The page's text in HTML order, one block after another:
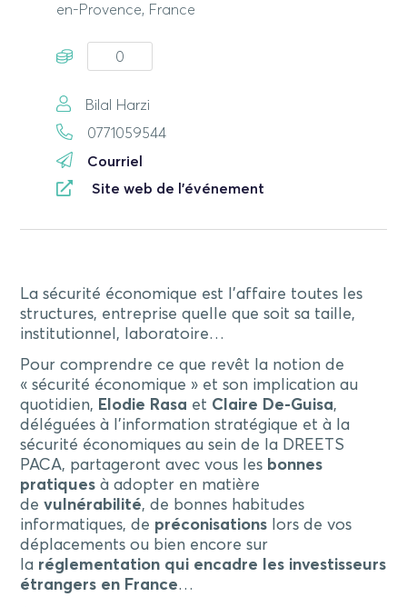
en-Provence, France
0
Bilal Harzi
0771059544
Courriel
Site web de l'événement
La sécurité économique est l’affaire toutes les
structures, entreprise quelle que soit sa taille,
institutionnel, laboratoire…
Pour comprendre ce que revêt la notion de
« sécurité économique » et son implication au
quotidien, Elodie Rasa et Claire De-Guisa,
déléguées à l’information stratégique et à la
sécurité économiques au sein de la DREETS
PACA, partageront avec vous les bonnes
pratiques à adopter en matière
devulnérabilité, de bonnes habitudes
informatiques, de préconisations lors de vos
déplacements ou bien encore sur
la réglementation qui encadre les investisseurs
étrangers en France…